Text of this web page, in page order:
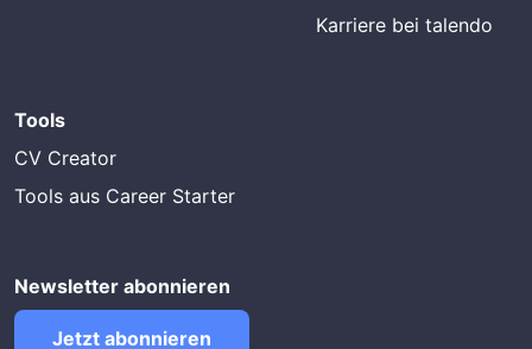
Karriere bei talendo
Tools
CV Creator
Tools aus Career Starter
Newsletter abonnieren
Jetzt abonnieren